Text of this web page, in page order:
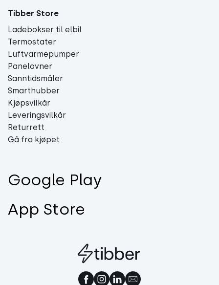
Tibber Store
Ladebokser til elbil
Termostater
Luftvarmepumper
Panelovner
Sanntidsmåler
Smarthubber
Kjøpsvilkår
Leveringsvilkår
Returrett
Gå fra kjøpet
Google Play
App Store